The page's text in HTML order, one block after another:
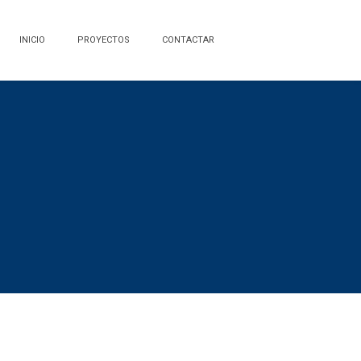
INICIO PROYECTOS CONTACTAR